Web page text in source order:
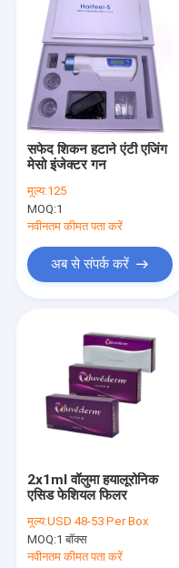
घर
उत्पादों
हमारे बारे में
संपर्क करें
समाचार
एक उद्धरण का अनुरोध करें
Shopping Online
हयालूरोनिक एसिड त्वचीय
इंजेक्शन योग्य त्वचीय भराव
बोटुलिनम टॉक्सिन
सफेद शिकन हटाने एंटी एजिंग
मेसो इंजेक्टर गन
मूल्य:125
MOQ:1
नवीनतम कीमत पता करें
अब से संपर्क करें
2x1ml वॉलुमा हयालूरोनिक
एसिड फेशियल फिलर
मूल्य:USD 48-53 Per Box
MOQ:1 बॉक्स
नवीनतम कीमत पता करें